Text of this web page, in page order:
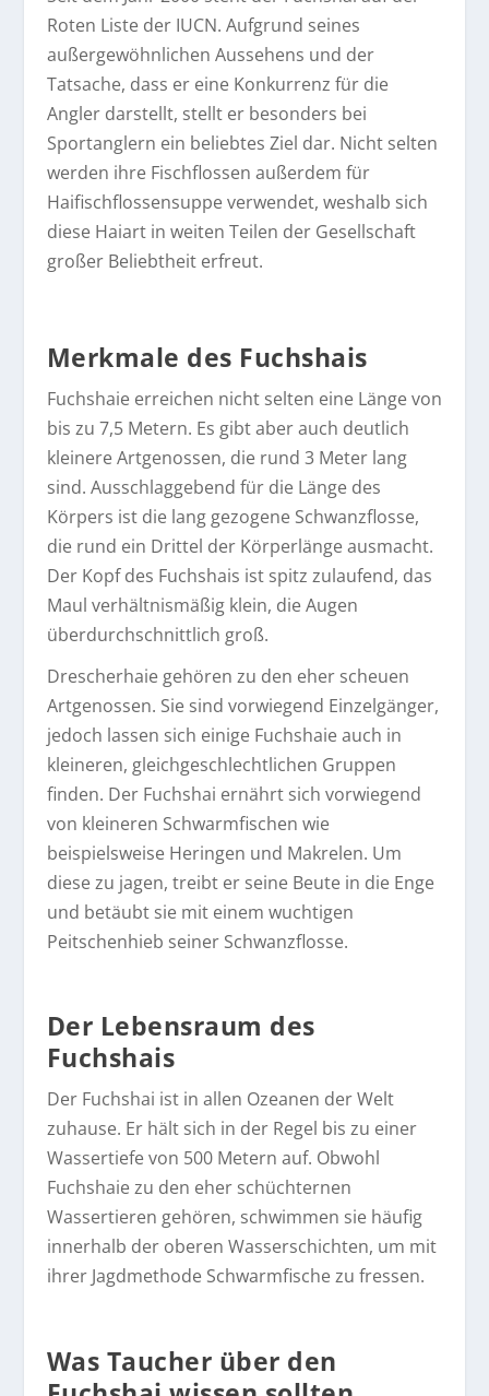
Roten Liste der IUCN. Aufgrund seines
außergewöhnlichen Aussehens und der
Tatsache, dass er eine Konkurrenz für die
Angler darstellt, stellt er besonders bei
Sportanglern ein beliebtes Ziel dar. Nicht selten
werden ihre Fischflossen außerdem für
Haifischflossensuppe verwendet, weshalb sich
diese Haiart in weiten Teilen der Gesellschaft
großer Beliebtheit erfreut.
Merkmale des Fuchshais
Fuchshaie erreichen nicht selten eine Länge von
bis zu 7,5 Metern. Es gibt aber auch deutlich
kleinere Artgenossen, die rund 3 Meter lang
sind. Ausschlaggebend für die Länge des
Körpers ist die lang gezogene Schwanzflosse,
die rund ein Drittel der Körperlänge ausmacht.
Der Kopf des Fuchshais ist spitz zulaufend, das
Maul verhältnismäßig klein, die Augen
überdurchschnittlich groß.
Drescherhaie gehören zu den eher scheuen
Artgenossen. Sie sind vorwiegend Einzelgänger,
jedoch lassen sich einige Fuchshaie auch in
kleineren, gleichgeschlechtlichen Gruppen
finden. Der Fuchshai ernährt sich vorwiegend
von kleineren Schwarmfischen wie
beispielsweise Heringen und Makrelen. Um
diese zu jagen, treibt er seine Beute in die Enge
und betäubt sie mit einem wuchtigen
Peitschenhieb seiner Schwanzflosse.
Der Lebensraum des
Fuchshais
Der Fuchshai ist in allen Ozeanen der Welt
zuhause. Er hält sich in der Regel bis zu einer
Wassertiefe von 500 Metern auf. Obwohl
Fuchshaie zu den eher schüchternen
Wassertieren gehören, schwimmen sie häufig
innerhalb der oberen Wasserschichten, um mit
ihrer Jagdmethode Schwarmfische zu fressen.
Was Taucher über den